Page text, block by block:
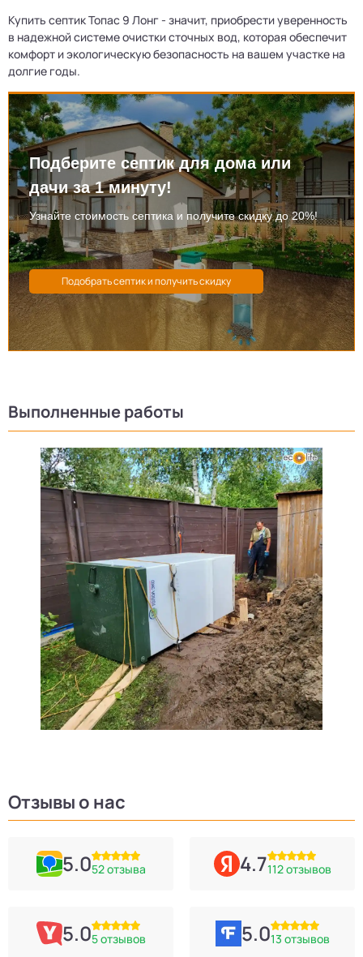
Купить септик Топас 9 Лонг - значит, приобрести уверенность
в надежной системе очистки сточных вод, которая обеспечит
комфорт и экологическую безопасность на вашем участке на
долгие годы.
Подберите септик для дома или
дачи за 1 минуту!
Узнайте стоимость септика и получите скидку до 20%!
Выполненные работы
Отзывы о нас
5.052 отзыва 4.7112 отзывов
5.05 отзывов 5.013 отзывов